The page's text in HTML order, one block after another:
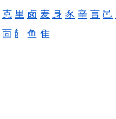
克 里 卤 麦 身 豕 辛 言 邑
靣 飠 鱼 隹